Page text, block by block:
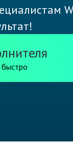
быстро